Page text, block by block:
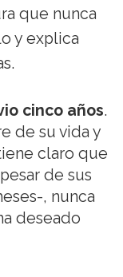
que nunca
y explica
cinco años.
de su vida y
claro que
de sus
, nunca
deseado